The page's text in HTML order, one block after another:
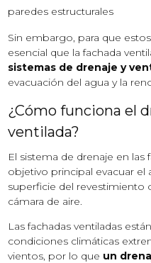
paredes estructurales
Sin embargo, para que
esencial que la fachada
sistemas de drenaje y
evacuación del agua y la
¿Cómo funciona el
ventilada?
El sistema de drenaje en
objetivo principal evacuar el
superficie del revestimiento
cámara de aire.
Las fachadas ventiladas
condiciones climáticas
vientos, por lo que un